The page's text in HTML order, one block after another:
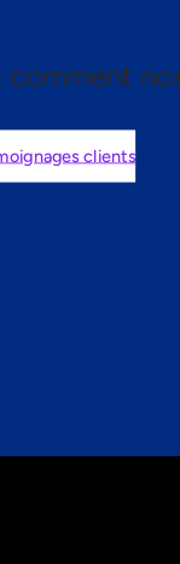
comment
clients